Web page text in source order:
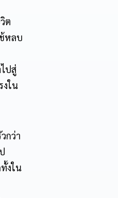
ต
หลบ
ปสู่
งใน
กว่า
งใน